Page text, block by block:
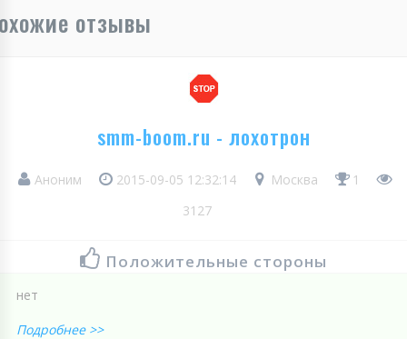
отзывы
smm-boom.ru - лохотрон
Аноним 2015-09-05 12:32:14 Москва
1
3127
Положительные стороны
нет
Подробнее >>